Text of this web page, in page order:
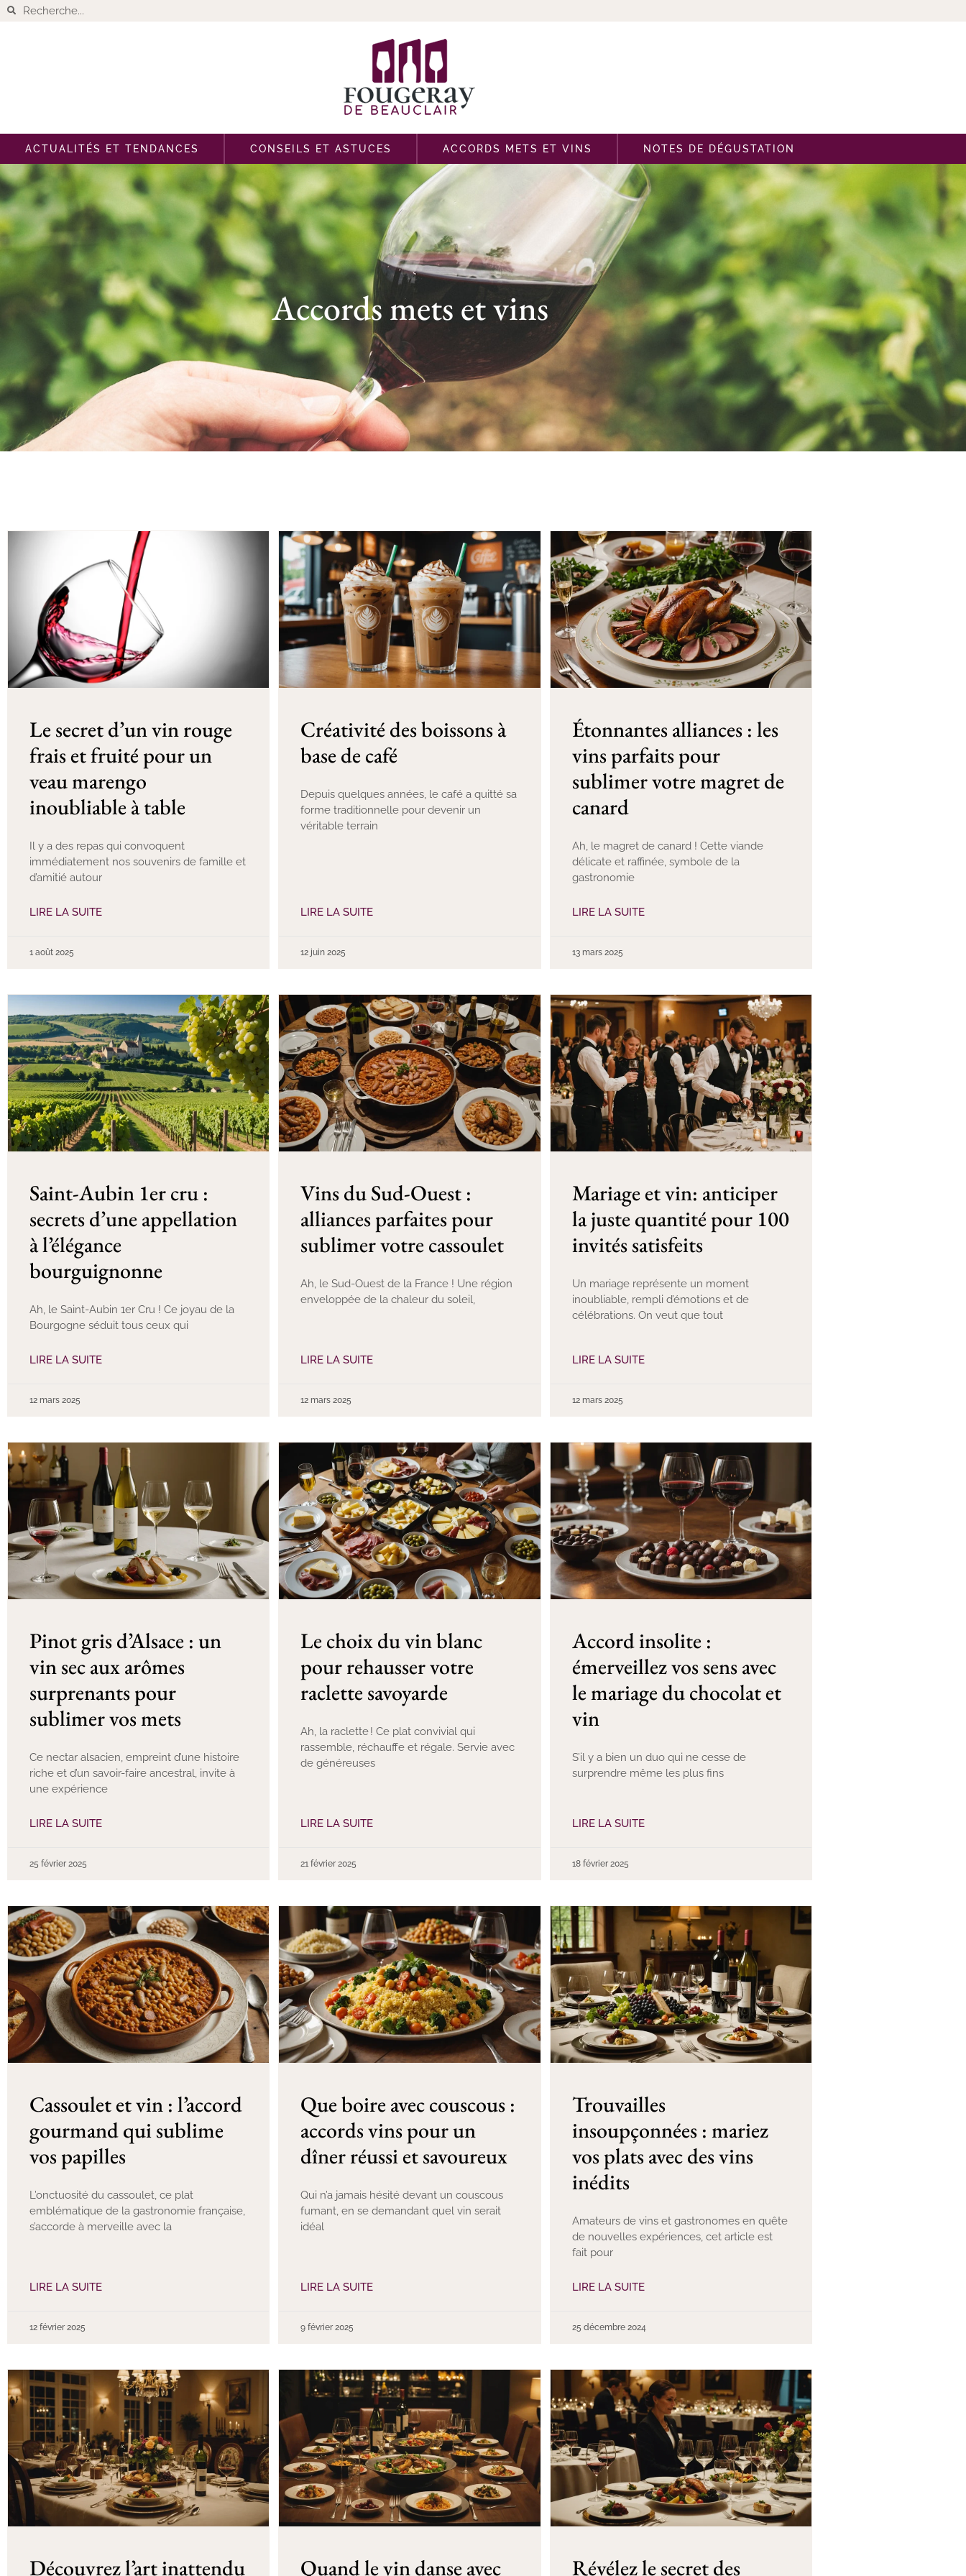
ACTUALITÉS ET TENDANCES CONSEILS ET ASTUCES ACCORDS METS ET VINS NOTES DE DÉGUSTATION
Accords mets et vins
Le secret d’un vin rouge
frais et fruité pour un
veau marengo
inoubliable à table
Il y a des repas qui convoquent
immédiatement nos souvenirs de famille et
d’amitié autour
LIRE LA SUITE
1 août 2025
Créativité des boissons à
base de café
Depuis quelques années, le café a quitté sa
forme traditionnelle pour devenir un
véritable terrain
LIRE LA SUITE
12 juin 2025
Étonnantes alliances : les
vins parfaits pour
sublimer votre magret de
canard
Ah, le magret de canard ! Cette viande
délicate et raffinée, symbole de la
gastronomie
LIRE LA SUITE
13 mars 2025
Saint-Aubin 1er cru :
secrets d’une appellation
à l’élégance
bourguignonne
Ah, le Saint-Aubin 1er Cru ! Ce joyau de la
Bourgogne séduit tous ceux qui
LIRE LA SUITE
12 mars 2025
Vins du Sud-Ouest :
alliances parfaites pour
sublimer votre cassoulet
Ah, le Sud-Ouest de la France ! Une région
enveloppée de la chaleur du soleil,
LIRE LA SUITE
12 mars 2025
Mariage et vin: anticiper
la juste quantité pour 100
invités satisfeits
Un mariage représente un moment
inoubliable, rempli d’émotions et de
célébrations. On veut que tout
LIRE LA SUITE
12 mars 2025
Pinot gris d’Alsace : un
vin sec aux arômes
surprenants pour
sublimer vos mets
Ce nectar alsacien, empreint d’une histoire
riche et d’un savoir-faire ancestral, invite à
une expérience
LIRE LA SUITE
25 février 2025
Le choix du vin blanc
pour rehausser votre
raclette savoyarde
Ah, la raclette ! Ce plat convivial qui
rassemble, réchauffe et régale. Servie avec
de généreuses
LIRE LA SUITE
21 février 2025
Accord insolite :
émerveillez vos sens avec
le mariage du chocolat et
vin
S’il y a bien un duo qui ne cesse de
surprendre même les plus fins
LIRE LA SUITE
18 février 2025
Cassoulet et vin : l’accord
gourmand qui sublime
vos papilles
L’onctuosité du cassoulet, ce plat
emblématique de la gastronomie française,
s’accorde à merveille avec la
LIRE LA SUITE
12 février 2025
Que boire avec couscous :
accords vins pour un
dîner réussi et savoureux
Qui n’a jamais hésité devant un couscous
fumant, en se demandant quel vin serait
idéal
LIRE LA SUITE
9 février 2025
Trouvailles
insoupçonnées : mariez
vos plats avec des vins
inédits
Amateurs de vins et gastronomes en quête
de nouvelles expériences, cet article est
fait pour
LIRE LA SUITE
25 décembre 2024
Découvrez l’art inattendu Quand le vin danse avec Révélez le secret des